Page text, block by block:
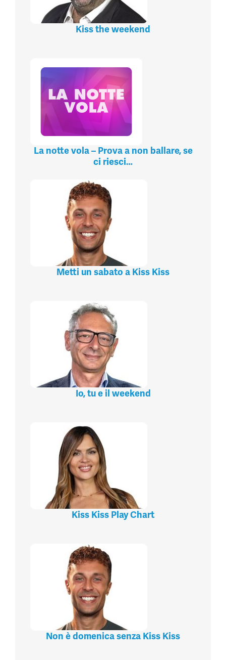
Kiss the weekend
La notte vola – Prova a non ballare, se
ci riesci…
Metti un sabato a Kiss Kiss
Io, tu e il weekend
Kiss Kiss Play Chart
Non è domenica senza Kiss Kiss